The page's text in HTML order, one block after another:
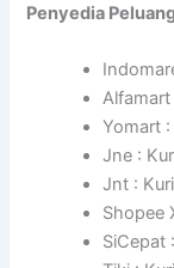
Penyedia
Alfamart
Yomart
Jne :
Jnt :
Shopee
SiCepat